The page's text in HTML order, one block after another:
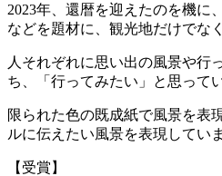
2023年、還暦を迎えたのを機に
などを題材に、観光地だけでな
人それぞれに思い出の風景や行
ち、「行ってみたい」と思って
限られた色の既成紙で風景を表
ルに伝えたい風景を表現してい
【受賞】